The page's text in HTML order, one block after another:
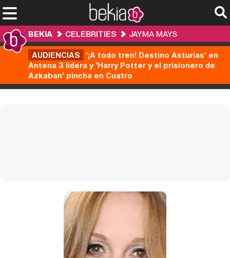
BEKIA CELEBRITIES
JAYMA MAYS
AUDIENCIAS '¡A todo tren! Destino Asturias' en
Antena 3 lidera y 'Harry Potter y el prisionero de
Azkaban' pincha en Cuatro